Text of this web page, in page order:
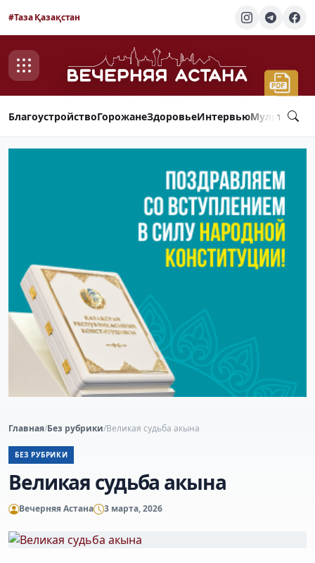
#Таза Қазақстан
БлагоустройствоГорожанеЗдоровьеИнтервью
Главная/Без рубрики/Великая судьба акына
БЕЗ РУБРИКИ
Великая судьба акына
Вечерняя Астана 3 марта, 2026